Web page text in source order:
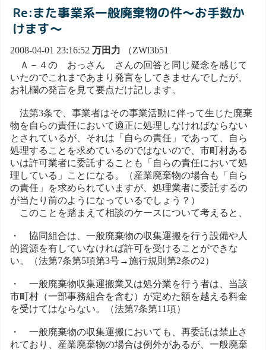
Re:また事業系一般廃棄物の件～お手数か
けます～
2008-04-01 23:16:52 万田力 （ZWl3b51
Ａ－４の おっさん さんの回答と同じ疑念を感じて
いたのでこれまであまり発言をしてきませんでしたが、
お礼欄の発言を見て要点だけ記します。
法第3条で、事業者はその事業活動に伴って生じた廃棄
物を自らの責任において適正に処理しなければならない
とされているが、それは「自らの責任」であって、自ら
処理することを求めているのではないので、市町村ある
いは許可業者に委託することも「自らの責任において処
理している」ことになる。（産業廃棄物の場合も「自ら
の責任」を求められていますが、処理業者に委託するの
が当たり前のようになっているでしょう？）
このことを踏まえて相談のケースについて考えると、
・ 協同組合は、一般廃棄物の収集運搬を行う設備や人
的資源を有していなければ許可を受けることができな
い。（法第7条第5項第3号→施行規則第2条の2）
・ 一般廃棄物収集運搬業又は処分業を行う者は、当該
市町村（一部事務組合を含む）が定めた額を越える料金
を受けてはならない。（法第7条第11項）
・ 一般廃棄物の収集運搬においても、再委託は禁止さ
れており、産業廃棄物の場合は例外があるが、一般廃棄